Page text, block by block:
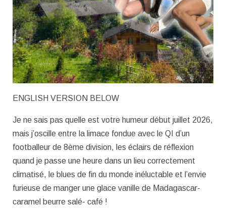
ENGLISH VERSION BELOW
Je ne sais pas quelle est votre humeur début juillet 2026,
mais j’oscille entre la limace fondue avec le QI d’un
footballeur de 8ème division, les éclairs de réflexion
quand je passe une heure dans un lieu correctement
climatisé, le blues de fin du monde inéluctable et l’envie
furieuse de manger une glace vanille de Madagascar-
caramel beurre salé- café !